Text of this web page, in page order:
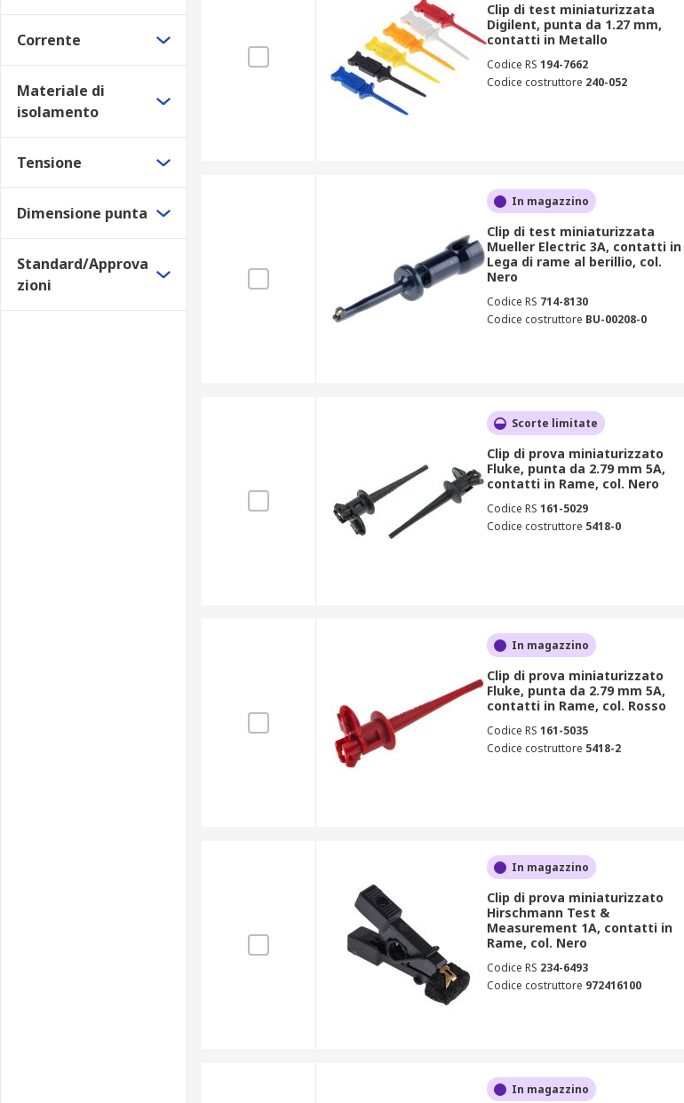
Corrente
Materiale di
isolamento
Tensione
Dimensione punta
Standard/Approva
zioni
Clip di test miniaturizzata
Digilent, punta da 1.27 mm,
contatti in Metallo
Codice RS 194-7662
Codice costruttore 240-052
In magazzino
Clip di test miniaturizzata
Mueller Electric 3A, contatti in
Lega di rame al berillio, col.
Nero
Codice RS 714-8130
Codice costruttore BU-00208-0
Scorte limitate
Clip di prova miniaturizzato
Fluke, punta da 2.79 mm 5A,
contatti in Rame, col. Nero
Codice RS 161-5029
Codice costruttore 5418-0
In magazzino
Clip di prova miniaturizzato
Fluke, punta da 2.79 mm 5A,
contatti in Rame, col. Rosso
Codice RS 161-5035
Codice costruttore 5418-2
In magazzino
Clip di prova miniaturizzato
Hirschmann Test &
Measurement 1A, contatti in
Rame, col. Nero
Codice RS 234-6493
Codice costruttore 972416100
In magazzino